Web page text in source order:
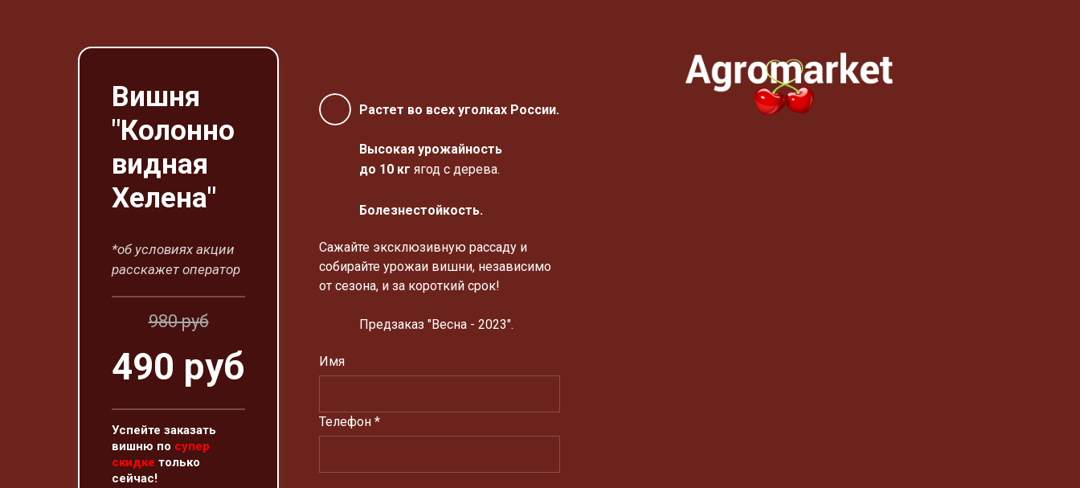
Вишня
"Колонно
видная
Хелена"
*об условиях акции
расскажет оператор
980 руб
490 руб
Успейте заказать
вишню по супер
скидке только
сейчас!
Растет во всех уголках России.
Высокая урожайность
до 10 кг ягод с дерева.
Болезнестойкость.
Сажайте эксклюзивную рассаду и
собирайте урожаи вишни, независимо
от сезона, и за короткий срок!
Предзаказ "Весна - 2023".
Имя
Телефон *